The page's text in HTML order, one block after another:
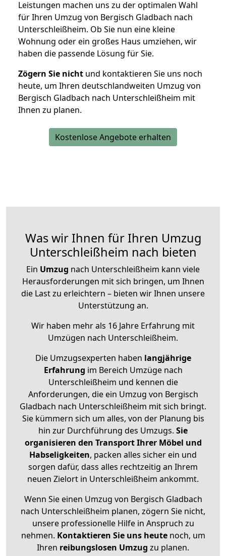
Leistungen machen uns zu der optimalen Wahl
für Ihren Umzug von Bergisch Gladbach nach
Unterschleißheim. Ob Sie nun eine kleine
Wohnung oder ein großes Haus umziehen, wir
haben die passende Lösung für Sie.
Zögern Sie nicht und kontaktieren Sie uns noch
heute, um Ihren deutschlandweiten Umzug von
Bergisch Gladbach nach Unterschleißheim mit
Ihnen zu planen.
Kostenlose Angebote erhalten
Was wir Ihnen für Ihren Umzug
Unterschleißheim nach bieten
Ein Umzug nach Unterschleißheim kann viele
Herausforderungen mit sich bringen, um Ihnen
die Last zu erleichtern – bieten wir Ihnen unsere
Unterstützung an.
Wir haben mehr als 16 Jahre Erfahrung mit
Umzügen nach Unterschleißheim.
Die Umzugsexperten haben langjährige
Erfahrung im Bereich Umzüge nach
Unterschleißheim und kennen die
Anforderungen, die ein Umzug von Bergisch
Gladbach nach Unterschleißheim mit sich bringt.
Sie kümmern sich um alles, von der Planung bis
hin zur Durchführung des Umzugs. Sie
organisieren den Transport Ihrer Möbel und
Habseligkeiten, packen alles sicher ein und
sorgen dafür, dass alles rechtzeitig an Ihrem
neuen Zielort in Unterschleißheim ankommt.
Wenn Sie einen Umzug von Bergisch Gladbach
nach Unterschleißheim planen, zögern Sie nicht,
unsere professionelle Hilfe in Anspruch zu
nehmen. Kontaktieren Sie uns heutenoch, um
Ihren reibungslosen Umzug zu planen.